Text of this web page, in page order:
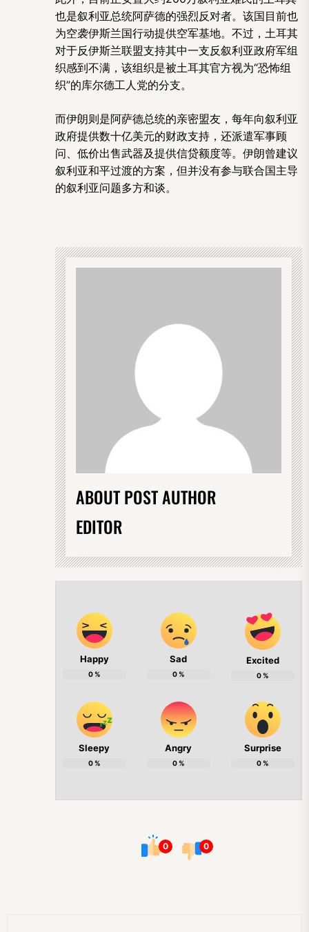
也是叙利亚总统阿萨德的强烈反对者。该国目前也
为空袭伊斯兰国行动提供空军基地。不过，土耳其
对于反伊斯兰联盟支持其中一支反叙利亚政府军组
织感到不满，该组织是被土耳其官方视为“恐怖组
织”的库尔德工人党的分支。
而伊朗则是阿萨德总统的亲密盟友，每年向叙利亚
政府提供数十亿美元的财政支持，还派遣军事顾
问、低价出售武器及提供信贷额度等。伊朗曾建议
叙利亚和平过渡的方案，但并没有参与联合国主导
的叙利亚问题多方和谈。
ABOUT POST AUTHOR
EDITOR
Happy
0%
Sad
0%
Excited
0%
Sleepy
0%
Angry
0%
Surprise
0%
0 0